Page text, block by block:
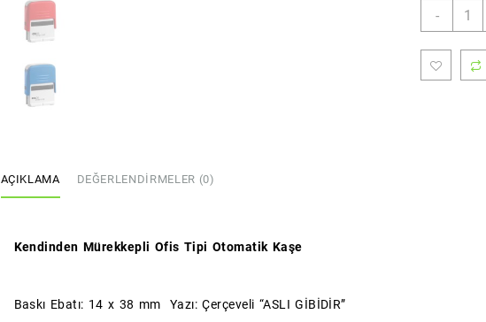
-
ASLI
Boy)
AÇIKLAMA DEĞERLENDIRMELER (0)
Kendinden Mürekkepli Ofis Tipi Otomatik Kaşe
Baskı Ebatı: 14 x 38 mm Yazı: Çerçeveli “ASLI GİBİDİR”